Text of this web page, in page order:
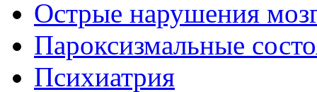
Острые нарушения
Пароксизмальные
Психиатрия